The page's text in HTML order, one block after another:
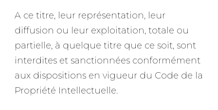
A ce titre, leur représentation, leur
diffusion ou leur exploitation, totale ou
partielle, à quelque titre que ce soit, sont
interdites et sanctionnées conformément
aux dispositions en vigueur du Code de la
Propriété Intellectuelle.